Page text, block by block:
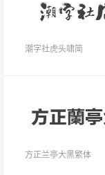
潮字社虎头啸简
方正兰亭大黑繁体